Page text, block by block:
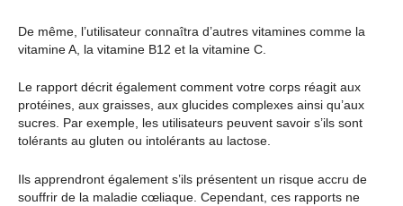
De même, l’utilisateur connaîtra d’autres vitamines comme la
vitamine A, la vitamine B12 et la vitamine C.
Le rapport décrit également comment votre corps réagit aux
protéines, aux graisses, aux glucides complexes ainsi qu’aux
sucres. Par exemple, les utilisateurs peuvent savoir s’ils sont
tolérants au gluten ou intolérants au lactose.
Ils apprendront également s’ils présentent un risque accru de
souffrir de la maladie cœliaque. Cependant, ces rapports ne